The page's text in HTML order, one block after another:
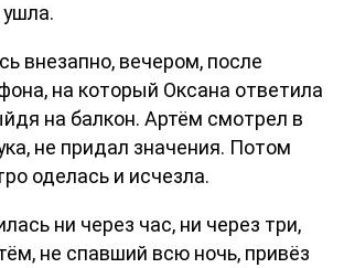
внезапно, вечером, после
на который Оксана ответила
на балкон. Артём смотрел в
не придал значения. Потом
оделась и исчезла.
ни через час, ни через три,
не спавший всю ночь, привёз